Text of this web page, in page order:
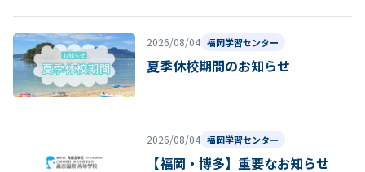
2026/08/04 福岡学習センター
夏季休校期間のお知らせ
2026/08/04 福岡学習センター
【福岡・博多】重要なお知らせ